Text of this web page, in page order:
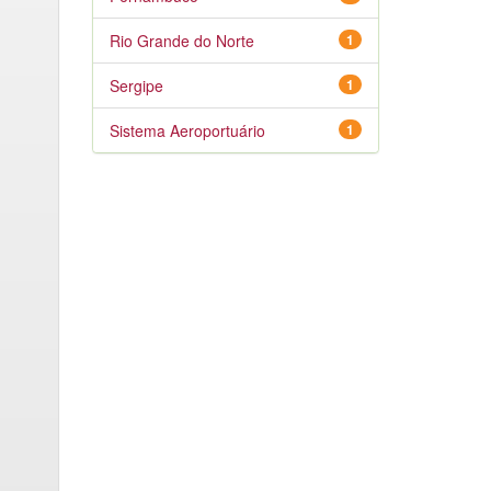
1
Rio Grande do Norte
1
Sergipe
1
Sistema Aeroportuário